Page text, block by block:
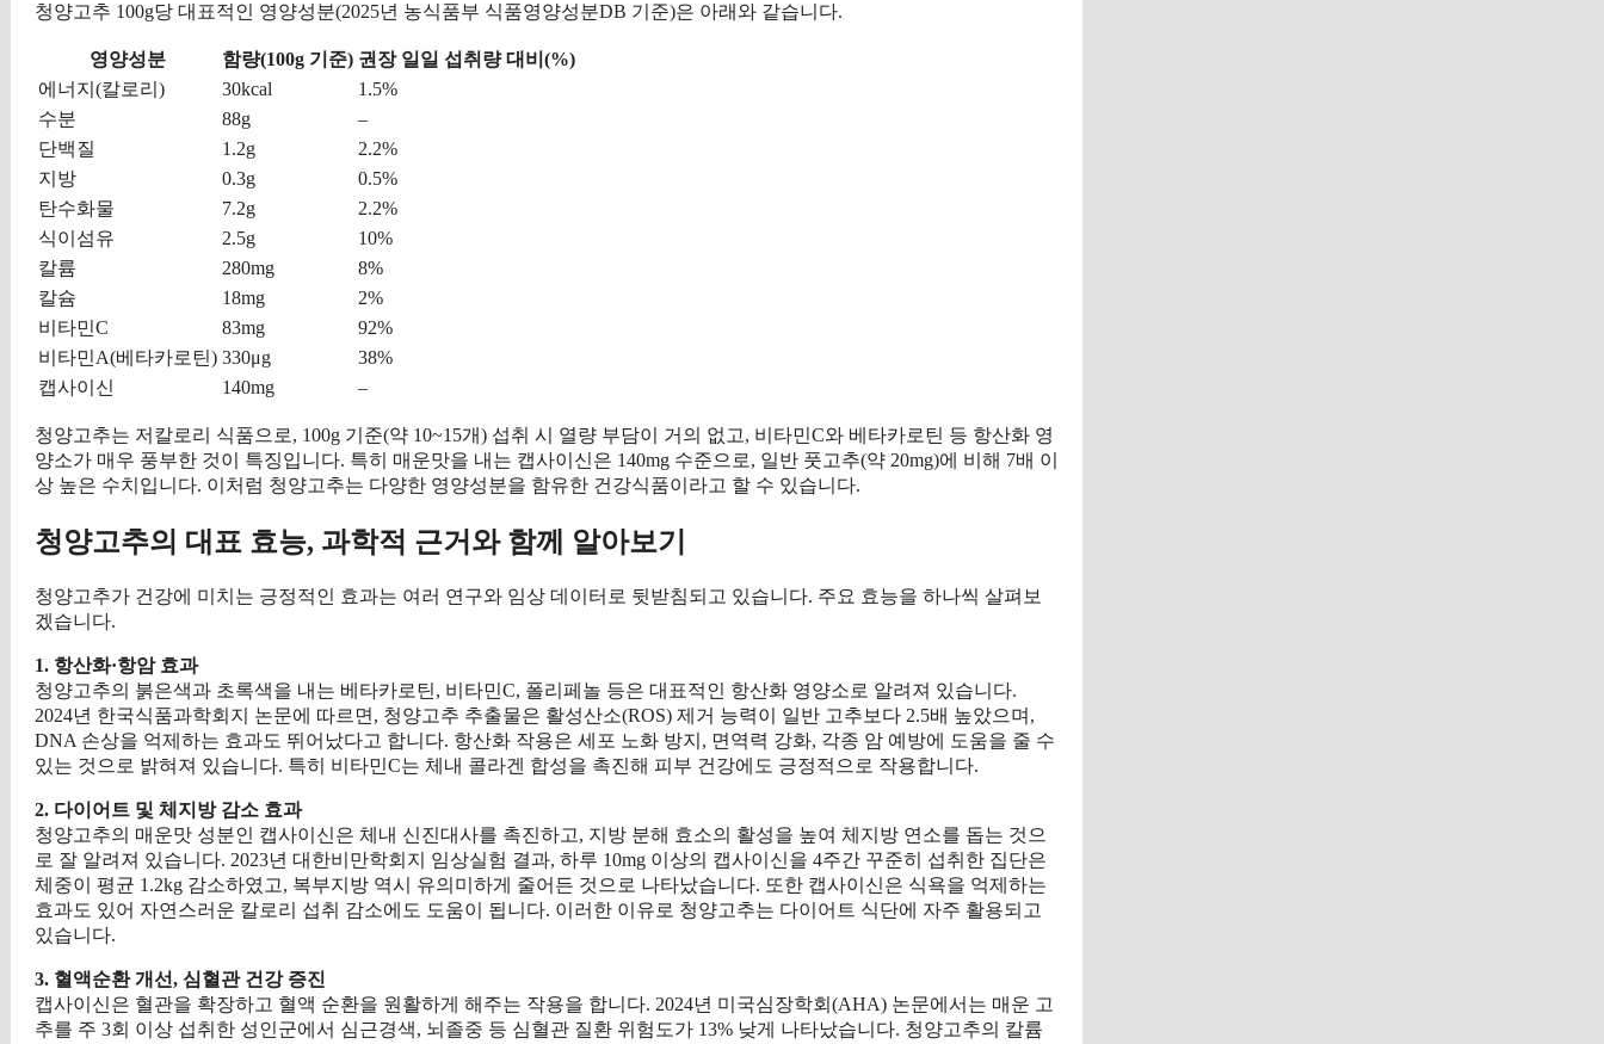
청양고추 100g당 대표적인 영양성분(2025년 농식품부 식품영양성분DB 기준)은 아래와 같습니다.
영양성분 함량(100g 기준) 권장 일일 섭취량 대비(%)
에너지(칼로리)
30kcal
1.5%
수분
88g
–
단백질
1.2g
2.2%
지방
0.3g
0.5%
탄수화물
7.2g
2.2%
식이섬유
2.5g
10%
칼륨
280mg
8%
칼슘
18mg
2%
비타민C
83mg
92%
비타민A(베타카로틴) 330μg
38%
캡사이신
140mg –
청양고추는 저칼로리 식품으로, 100g 기준(약 10~15개) 섭취 시 열량 부담이 거의 없고, 비타민C와 베타카로틴 등 항산화 영
양소가 매우 풍부한 것이 특징입니다. 특히 매운맛을 내는 캡사이신은 140mg 수준으로, 일반 풋고추(약 20mg)에 비해 7배 이
상 높은 수치입니다. 이처럼 청양고추는 다양한 영양성분을 함유한 건강식품이라고 할 수 있습니다.
청양고추의 대표 효능, 과학적 근거와 함께 알아보기
청양고추가 건강에 미치는 긍정적인 효과는 여러 연구와 임상 데이터로 뒷받침되고 있습니다. 주요 효능을 하나씩 살펴보
겠습니다.
1. 항산화·항암 효과
청양고추의 붉은색과 초록색을 내는 베타카로틴, 비타민C, 폴리페놀 등은 대표적인 항산화 영양소로 알려져 있습니다.
2024년 한국식품과학회지 논문에 따르면, 청양고추 추출물은 활성산소(ROS) 제거 능력이 일반 고추보다 2.5배 높았으며,
DNA 손상을 억제하는 효과도 뛰어났다고 합니다. 항산화 작용은 세포 노화 방지, 면역력 강화, 각종 암 예방에 도움을 줄 수
있는 것으로 밝혀져 있습니다. 특히 비타민C는 체내 콜라겐 합성을 촉진해 피부 건강에도 긍정적으로 작용합니다.
2. 다이어트 및 체지방 감소 효과
청양고추의 매운맛 성분인 캡사이신은 체내 신진대사를 촉진하고, 지방 분해 효소의 활성을 높여 체지방 연소를 돕는 것으
로 잘 알려져 있습니다. 2023년 대한비만학회지 임상실험 결과, 하루 10mg 이상의 캡사이신을 4주간 꾸준히 섭취한 집단은
체중이 평균 1.2kg 감소하였고, 복부지방 역시 유의미하게 줄어든 것으로 나타났습니다. 또한 캡사이신은 식욕을 억제하는
효과도 있어 자연스러운 칼로리 섭취 감소에도 도움이 됩니다. 이러한 이유로 청양고추는 다이어트 식단에 자주 활용되고
있습니다.
3. 혈액순환 개선, 심혈관 건강 증진
캡사이신은 혈관을 확장하고 혈액 순환을 원활하게 해주는 작용을 합니다. 2024년 미국심장학회(AHA) 논문에서는 매운 고
추를 주 3회 이상 섭취한 성인군에서 심근경색, 뇌졸중 등 심혈관 질환 위험도가 13% 낮게 나타났습니다. 청양고추의 칼륨